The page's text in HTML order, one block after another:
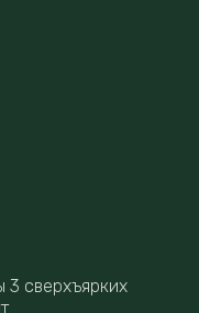
3 сверхъярких